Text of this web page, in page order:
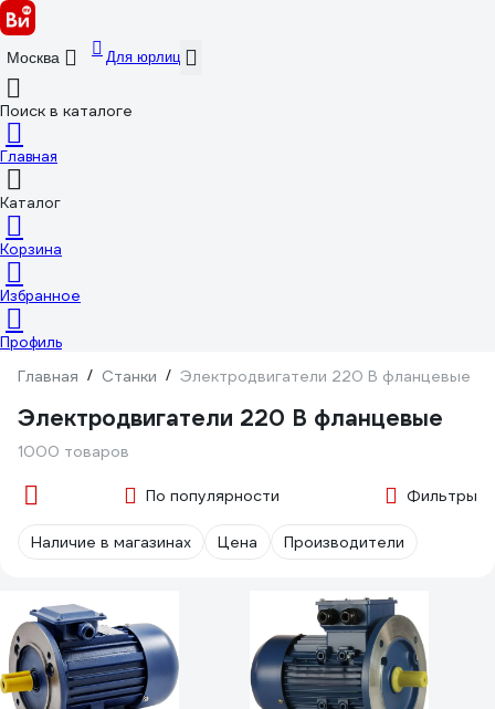
Москва Для юрлиц
Поиск в каталоге
Главная
Каталог
Корзина
Избранное
Профиль
Главная / Станки / Электродвигатели 220 В фланцевые
Электродвигатели 220 В фланцевые
1000 товаров
По популярности Фильтры
Наличие в магазинах Цена Производители